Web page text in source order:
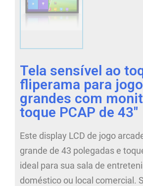
Tela sensível ao
fliperama para
grandes com
toque PCAP de 43"
Este display LCD de jogo
grande de 43 polegadas e
ideal para sua sala de
doméstico ou local comercial.